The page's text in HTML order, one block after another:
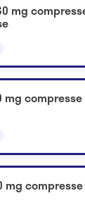
mg
mg
mg